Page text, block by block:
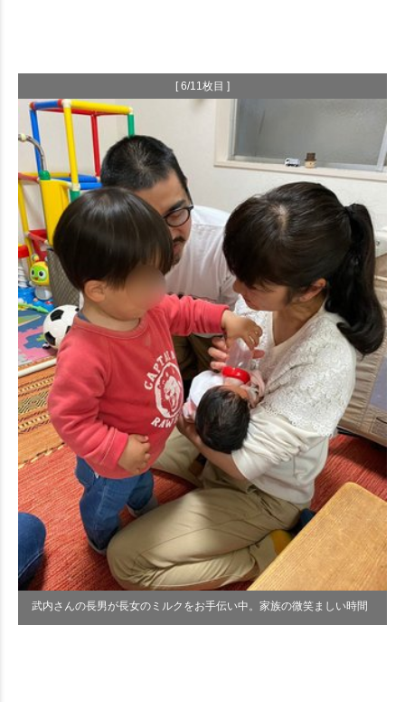
[ 6/11枚目 ]
武内さんの長男が長女のミルクをお手伝い中。家族の微笑ましい時間